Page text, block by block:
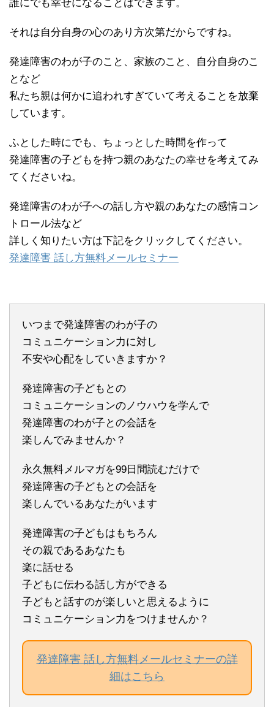
誰にでも幸せになることはできます。
それは自分自身の心のあり方次第だからですね。
発達障害のわが子のこと、家族のこと、自分自身のこ
となど
私たち親は何かに追われすぎていて考えることを放棄
しています。
ふとした時にでも、ちょっとした時間を作って
発達障害の子どもを持つ親のあなたの幸せを考えてみ
てくださいね。
発達障害のわが子への話し方や親のあなたの感情コン
トロール法など
詳しく知りたい方は下記をクリックしてください。
発達障害 話し方無料メールセミナー
いつまで発達障害のわが子の
コミュニケーション力に対し
不安や心配をしていきますか？
発達障害の子どもとの
コミュニケーションのノウハウを学んで
発達障害のわが子との会話を
楽しんでみませんか？
永久無料メルマガを99日間読むだけで
発達障害の子どもとの会話を
楽しんでいるあなたがいます
発達障害の子どもはもちろん
その親であるあなたも
楽に話せる
子どもに伝わる話し方ができる
子どもと話すのが楽しいと思えるように
コミュニケーション力をつけませんか？
発達障害 話し方無料メールセミナーの詳
細はこちら